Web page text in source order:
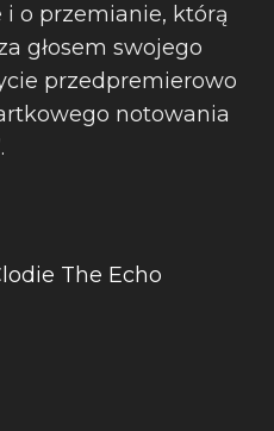
o przemianie, którą
głosem swojego
przedpremierowo
notowania